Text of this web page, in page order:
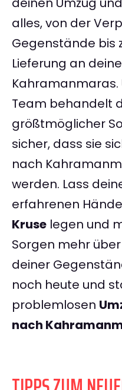
alles, von der
Gegenstände bis
Lieferung an
Kahramanmaras.
Team behandelt
größtmöglicher
sicher, dass sie
nach
werden. Lass
erfahrenen
Kruse legen und
Sorgen mehr
deiner
noch heute und
problemlosen
nach